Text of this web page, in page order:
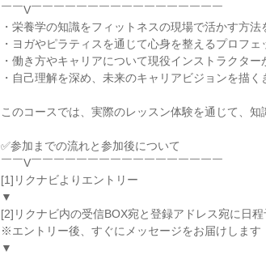
￣￣V￣￣￣￣￣￣￣￣￣￣￣￣￣￣￣￣￣
・栄養学の知識をフィットネスの現場で活かす方法
・ヨガやピラティスを通じて心身を整えるプロフ
・働き方やキャリアについて現役インストラクタ
・自己理解を深め、未来のキャリアビジョンを描く
このコースでは、実際のレッスン体験を通じて、
✅参加までの流れと参加後について
￣￣V￣￣￣￣￣￣￣￣￣￣￣￣￣￣￣￣￣
[1]リクナビよりエントリー
▼
[2]リクナビ内の受信BOX宛と登録アドレス宛に日
※エントリー後、すぐにメッセージをお届けします
▼